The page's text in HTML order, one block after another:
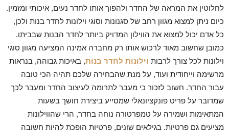
לחלוטין את המראה של החדר ולהפוך אותו לחדר נעים, איכותי ומזמין.
כיום ניתן למצוא מגוון רחב של סגנונות וסוגי וילונות לחדר בנות ולכן,
כל אדם יכול למצוא את הווילון המדויק ביותר לחדר הבנות שבביתו.
כמובן שחשוב מאוד לרכוש אותו רק מחברה אמינה המציעה מגוון סוגי
וילונות לכל צורך לרבות וילונות לחדר בנות, באיכות גבוהה, בנראות
מרשימה וייחודית ועוד, על מנת שהבחירה שלכם תהיה הכי טובה
עבור החדר. חשוב לזכור כי מעבר לתרומה לעיצוב החדר ומעבר לכך
שמדובר על פריט פונקציונאלי שמסייע ביצירת חושך בשעות
המתאימות ושמירה על טמפרטורה נוחה בחדר, הרי שהווילונות
מציעים גם פרטיות. בגילאים שונים, פרטיות הופכת להיות חשובה